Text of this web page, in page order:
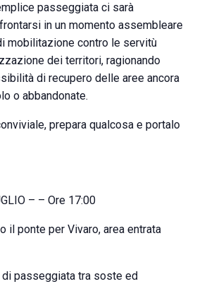
passeggiata ci sarà
in un momento assembleare
mobilitazione contro le servitù
dei territori, ragionando
di recupero delle aree ancora
o abbandonate.
prepara qualcosa e portalo
– – Ore 17:00
il ponte per Vivaro, area entrata
di passeggiata tra soste ed